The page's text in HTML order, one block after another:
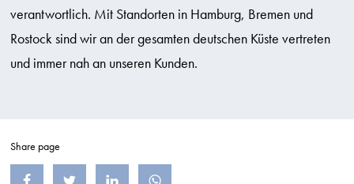
verantwortlich. Mit Standorten in Hamburg, Bremen und
Rostock sind wir an der gesamten deutschen Küste vertreten
und immer nah an unseren Kunden.
Share page
Teilen auf Facebook Teilen auf X (früher Twitter) Teilen auf LinkedIn